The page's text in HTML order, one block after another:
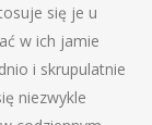
się je u
w ich jamie
i skrupulatnie
niezwykle